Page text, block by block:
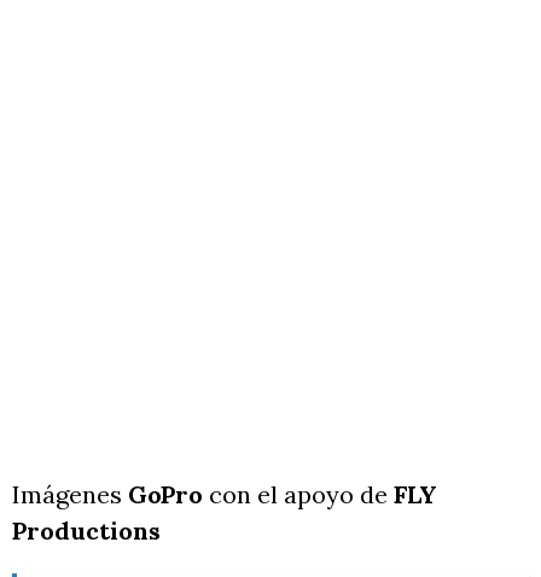
Imágenes GoPro con el apoyo de FLY
Productions